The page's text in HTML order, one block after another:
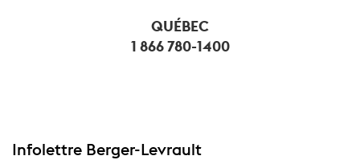
QUÉBEC
1 866 780-1400
Infolettre Berger-Levrault